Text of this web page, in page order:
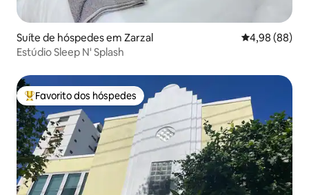
Suíte de hóspedes em Zarzal Classificação
4,98 (88)
Estúdio Sleep N' Splash
Favoritos dos hóspedes mais apreciados
Favorito dos hóspedes